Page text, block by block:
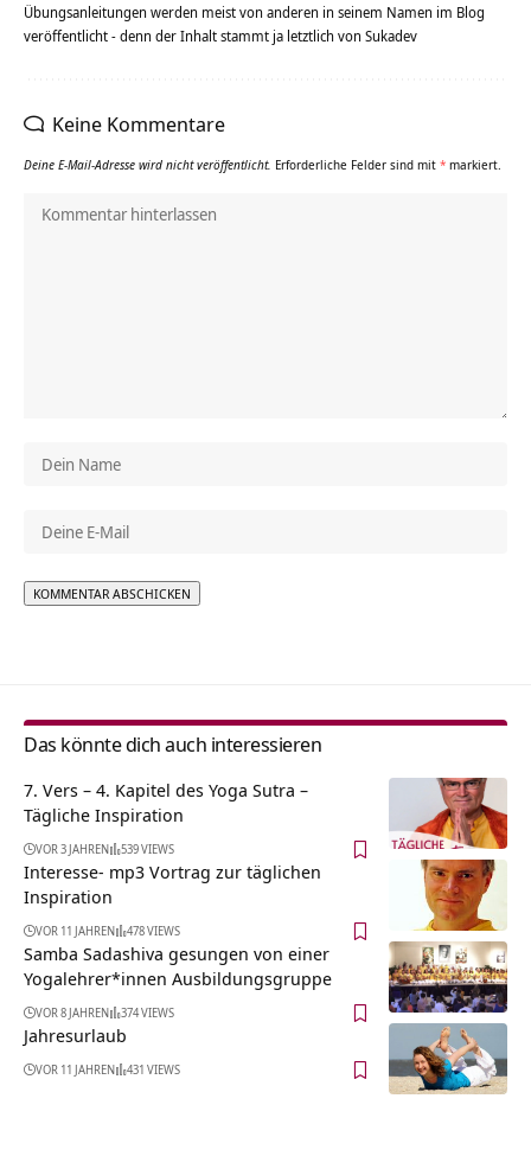
Übungsanleitungen werden meist von anderen in seinem Namen im Blog
veröffentlicht - denn der Inhalt stammt ja letztlich von Sukadev
Keine Kommentare
Deine E-Mail-Adresse wird nicht veröffentlicht. Erforderliche Felder sind mit * markiert.
Das könnte dich auch interessieren
7. Vers – 4. Kapitel des Yoga Sutra –
Tägliche Inspiration
VOR 3 JAHREN 539 VIEWS
Interesse- mp3 Vortrag zur täglichen
Inspiration
VOR 11 JAHREN 478 VIEWS
Samba Sadashiva gesungen von einer
Yogalehrer*innen Ausbildungsgruppe
VOR 8 JAHREN 374 VIEWS
Jahresurlaub
VOR 11 JAHREN 431 VIEWS